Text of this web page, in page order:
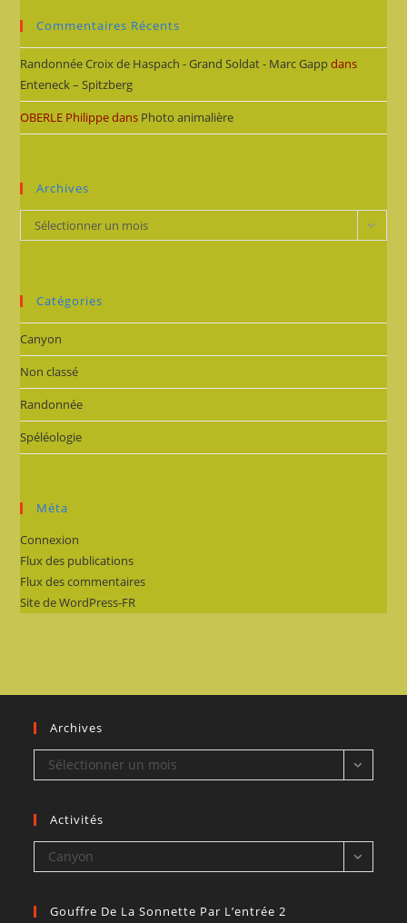
Commentaires Récents
Randonnée Croix de Haspach - Grand Soldat - Marc Gappdans
Enteneck – Spitzberg
OBERLE Philippedans Photo animalière
Archives
Archives
Sélectionner un mois
Catégories
Canyon
Non classé
Randonnée
Spéléologie
Méta
Connexion
Flux des publications
Flux des commentaires
Site de WordPress-FR
Archives
Archives
Sélectionner un mois
Activités
Activités
Canyon
Gouffre De La Sonnette Par L’entrée 2